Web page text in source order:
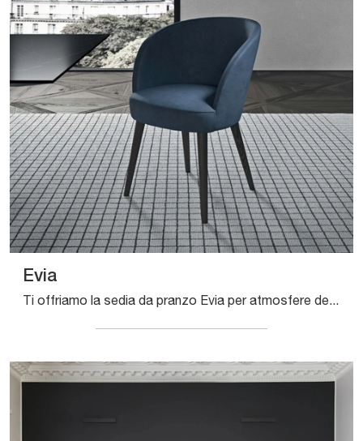
Evia
Ti offriamo la sedia da pranzo Evia per atmosfere design, tra le più belle Sedie fisse di Presotto.